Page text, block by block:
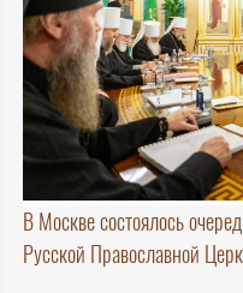
В Москве состоялось
Русской Православной